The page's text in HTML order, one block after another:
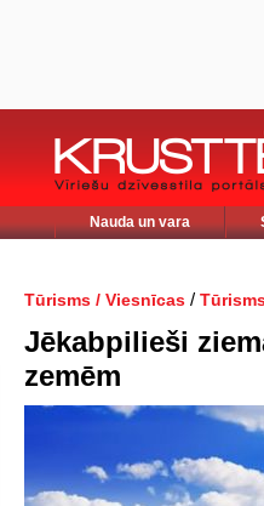
Nauda un vara
Tūrisms / Viesnīcas /
Jēkabpilieši
zemēm